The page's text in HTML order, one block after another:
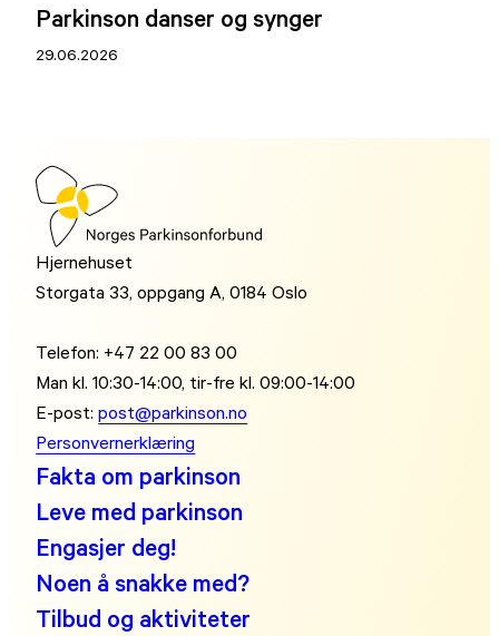
Parkinson danser og synger
29.06.2026
Hjernehuset
Storgata 33, oppgang A, 0184 Oslo
Telefon: +47 22 00 83 00
Man kl. 10:30-14:00, tir-fre kl. 09:00-14:00
E-post:post@parkinson.no
Personvernerklæring
Fakta om parkinson
Leve med parkinson
Engasjer deg!
Noen å snakke med?
Tilbud og aktiviteter